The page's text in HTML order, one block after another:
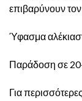
επιβαρύνουν
Ύφασμα
Παράδοση σε
Για